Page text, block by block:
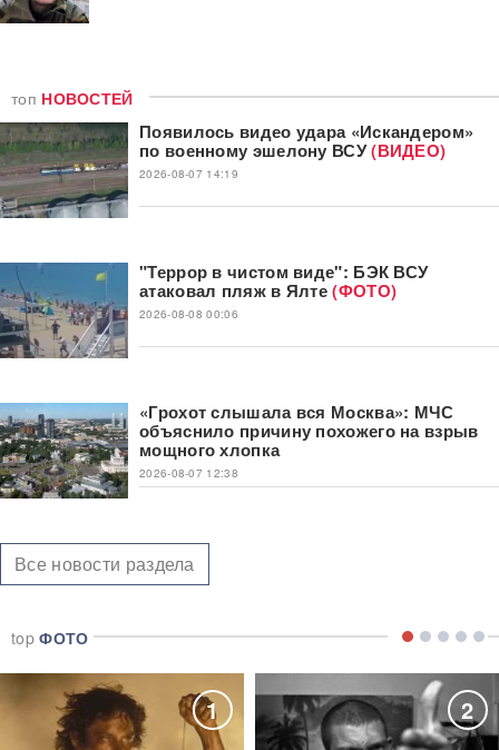
топ НОВОСТЕЙ
Появилось видео удара «Искандером»
по военному эшелону ВСУ(ВИДЕО)
2026-08-07 14:19
"Террор в чистом виде": БЭК ВСУ
атаковал пляж в Ялте(ФОТО)
2026-08-08 00:06
«Грохот слышала вся Москва»: МЧС
объяснило причину похожего на взрыв
мощного хлопка
2026-08-07 12:38
Все новости раздела
topФОТО
1 2